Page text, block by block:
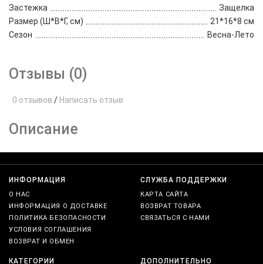
Застежка
Защелка
Размер (Ш*В*Г, см)
21*16*8 см
Сезон
Весна-Лето
Отзывы (0)
0 отзывов / Написать отзыв
Описание
ИНФОРМАЦИЯ
О НАС
ИНФОРМАЦИЯ О ДОСТАВКЕ
ПОЛИТИКА БЕЗОПАСНОСТИ
УСЛОВИЯ СОГЛАШЕНИЯ
ВОЗВРАТ И ОБМЕН
СЛУЖБА ПОДДЕРЖКИ
КАРТА САЙТА
ВОЗВРАТ ТОВАРА
СВЯЗАТЬСЯ С НАМИ
КАТЕГОРИИ ДОПОЛНИТЕЛЬНО